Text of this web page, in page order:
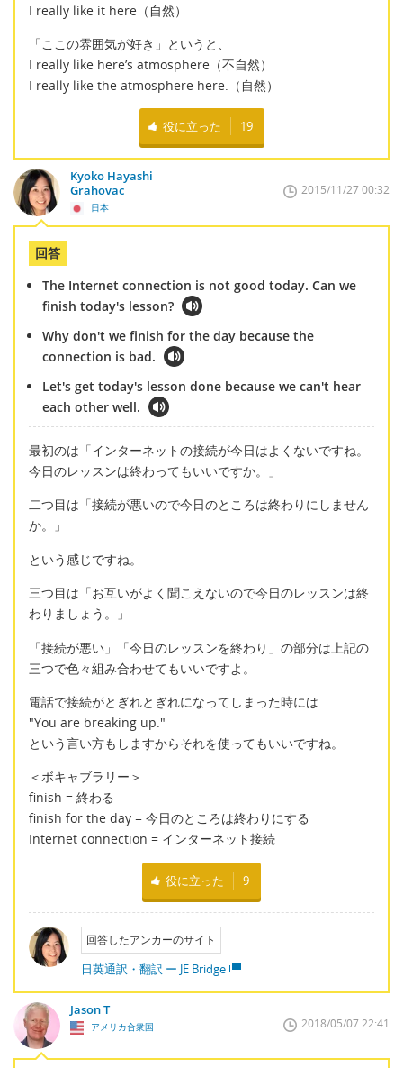
I really like it here（自然）
「ここの雰囲気が好き」というと、
I really like here’s atmosphere（不自然）
I really like the atmosphere here.（自然）
役に立った 19
Kyoko Hayashi
Grahovac
日本
2015/11/27 00:32
回答
The Internet connection is not good today. Can we
finish today's lesson?
Why don't we finish for the day because the
connection is bad.
Let's get today's lesson done because we can't hear
each other well.
最初のは「インターネットの接続が今日はよくないですね。
今日のレッスンは終わってもいいですか。」
二つ目は「接続が悪いので今日のところは終わりにしません
か。」
という感じですね。
三つ目は「お互いがよく聞こえないので今日のレッスンは終
わりましょう。」
「接続が悪い」「今日のレッスンを終わり」の部分は上記の
三つで色々組み合わせてもいいですよ。
電話で接続がとぎれとぎれになってしまった時には
"You are breaking up."
という言い方もしますからそれを使ってもいいですね。
＜ボキャブラリー＞
finish = 終わる
finish for the day = 今日のところは終わりにする
Internet connection = インターネット接続
役に立った 9
回答したアンカーのサイト
日英通訳・翻訳 ー JE Bridge
Jason T
アメリカ合衆国 2018/05/07 22:41